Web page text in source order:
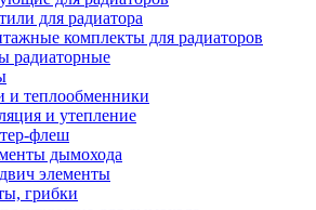
для радиатора
комплекты для радиаторов
радиаторные
и теплообменники
и утепление
флеш
дымохода
элементы
грибки